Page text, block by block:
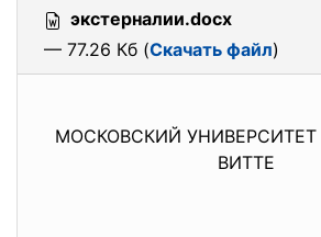
экстерналии.docx
— 77.26 Кб (Скачать файл)
МОСКОВСКИЙ
ВИТТЕ